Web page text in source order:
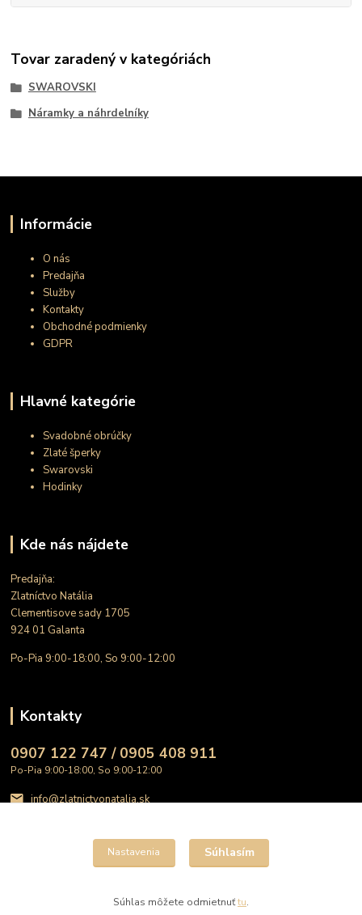
Tovar zaradený v kategóriách
SWAROVSKI
Náramky a náhrdelníky
Informácie
O nás
Predajňa
Služby
Kontakty
Obchodné podmienky
GDPR
Hlavné kategórie
Svadobné obrúčky
Zlaté šperky
Swarovski
Hodinky
Kde nás nájdete
Predajňa:
Zlatníctvo Natália
Clementisove sady 1705
924 01 Galanta
Po-Pia 9:00-18:00, So 9:00-12:00
Kontakty
0907 122 747 / 0905 408 911
Po-Pia 9:00-18:00, So 9:00-12:00
info@zlatnictvonatalia.sk
Nastavenia Súhlasím
Súhlas môžete odmietnuťtu.